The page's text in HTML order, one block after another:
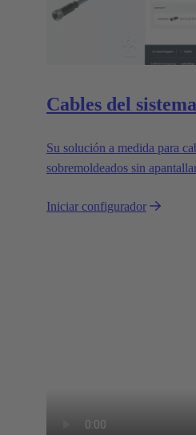
Cables del
Su solución a medida para
sobremoldeados sin
Iniciar configurador